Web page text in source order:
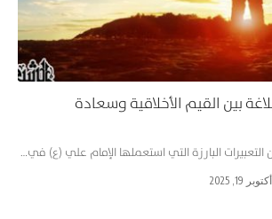
بين القيم الأخلاقية وسعادة
البارزة التي استعملها الإمام علي (ع) في…
أكتوبر 19, 2025